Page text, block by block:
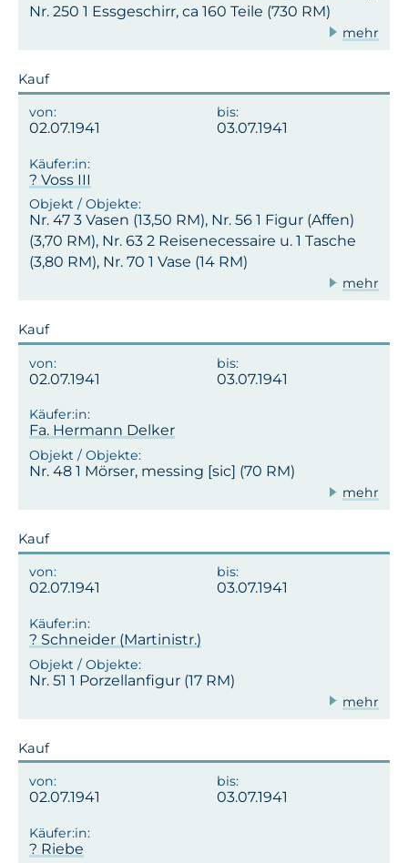
Nr. 250 1 Essgeschirr, ca 160 Teile (730 RM)
mehr
Kauf
02.07.1941 03.07.1941
? Voss III
Nr. 47 3 Vasen (13,50 RM), Nr. 56 1 Figur (Affen)
(3,70 RM), Nr. 63 2 Reisenecessaire u. 1 Tasche
(3,80 RM), Nr. 70 1 Vase (14 RM)
mehr
Kauf
02.07.1941 03.07.1941
Fa. Hermann Delker
Nr. 48 1 Mörser, messing [sic] (70 RM)
mehr
Kauf
02.07.1941 03.07.1941
? Schneider (Martinistr.)
Nr. 51 1 Porzellanfigur (17 RM)
mehr
Kauf
02.07.1941 03.07.1941
? Riebe